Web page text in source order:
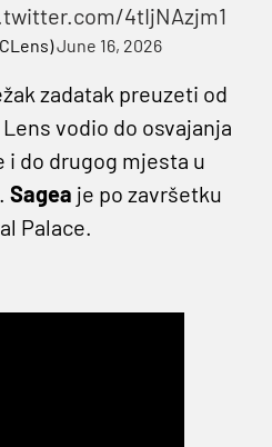
4tIjNAzjm1
June 16, 2026
zadatak preuzeti od
vodio do osvajanja
i do drugog mjesta u
Sagea je po završetku
Palace.